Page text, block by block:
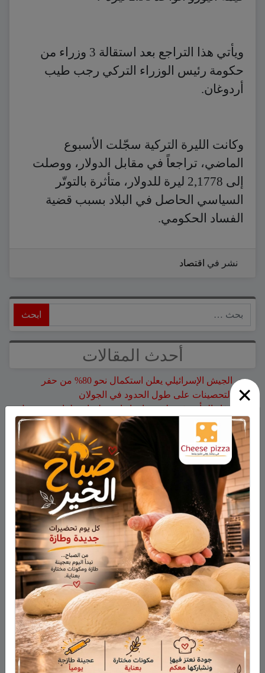
×
ويأتي هذا التراجع بعد استقالة 3 وزراء من
حكومة رئيس الوزراء التركي رجب طيب
أردوغان.
وكانت الليرة التركية سجّلت الأسبوع
الماضي، تراجعاً في مقابل الدولار، ووصلت
إلى 2,1778 ليرة للدولار، متأثرة بالتوتّر
السياسي الحاصل في البلاد بسبب قضية
الفساد الحكومي.
نشر في اقتصاد
أحدث المقالات
الجيش الإسرائيلي يعلن استكمال نحو 80% من حفر
التحصينات على طول الحدود في الجولان
وفاة المأسوف على شبابه إيهاب سليمان طراد من مجدل
شمس
وفاة السيدة أم صالح نجية سمارة من مجدل شمس
حين لا تكون المشكلة في ذكاء الطّالب.. قراءة مختلفة في
التّعلّم والوعي ولغة المعلّم وما وراء تعثّر الطّالب
هذا الأسبوع: لا تفوّتوا اليوم المفتوح في كلية تل حاي
للهندسيين – 13/8/2026
أحدث التعليقات
فارس حمدعلىهل أصبح الزوج أو الزوجة مجرد سلعة
نتخلص منها بعد استعمالها؟
نبيه عويداتعلى
تخريج 14 نحالاً جديداً في الجولان بإشراف
جمعية نحالي الحرمون
عزات
تخريج 14 نحالاً جديداً في الجولان بإشراف
جمعية نحالي الحرمون
عقاب ابو شاهينعلىالجولاني هادي أبو رافع ينجح في
تسلق قمة مون بلان ويقود فريقاً إلى أعلى نقطة في أوروبا
الغربية